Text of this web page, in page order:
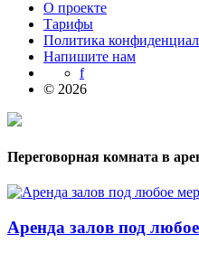
О проекте
Тарифы
Политика
Напишите нам
f
© 2026
Переговорная комната в
Аренда залов под